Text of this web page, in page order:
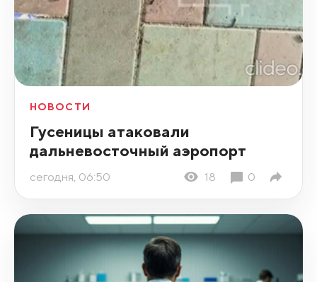
НОВОСТИ
Гусеницы атаковали
дальневосточный аэропорт
сегодня, 06:50 18 0